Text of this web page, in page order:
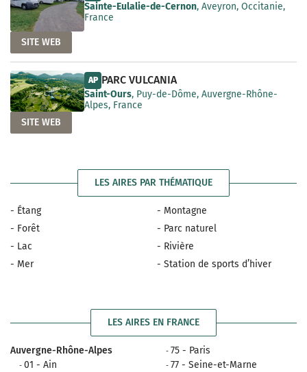
Sainte-Eulalie-de-Cernon, Aveyron, Occitanie,
France
SITE WEB
AP PARC VULCANIA
Saint-Ours, Puy-de-Dôme, Auvergne-Rhône-
Alpes, France
SITE WEB
LES AIRES PAR THÉMATIQUE
- Étang
- Forêt
- Lac
- Mer
- Montagne
- Parc naturel
- Rivière
- Station de sports d’hiver
LES AIRES EN FRANCE
Auvergne-Rhône-Alpes
01 - Ain
75 - Paris
77 - Seine-et-Marne